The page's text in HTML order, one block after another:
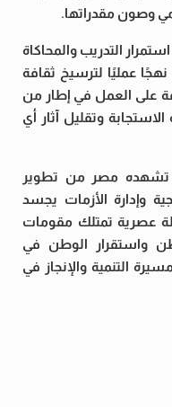
وصون مقدراتها.
التدريب والمحاكاة
عمليًا لترسيخ ثقافة
على العمل في إطار من
وتقليل آثار أي
تشهده مصر من تطوير
وإدارة الأزمات يجسد
عصرية تمتلك مقومات
واستقرار الوطن في
التنمية والإنجاز في